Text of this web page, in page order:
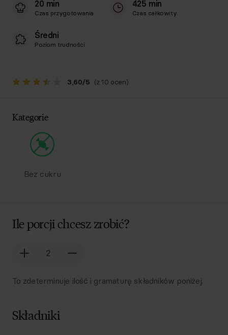
20 min
Czas przygotowania
425 min
Czas całkowity
Średni
Poziom trudności
3,60/5 (z 10 ocen)
Kategorie
Bez cukru
Ile porcji chcesz zrobić?
To zdeterminuje ilość i gramaturę składników poniżej.
Składniki